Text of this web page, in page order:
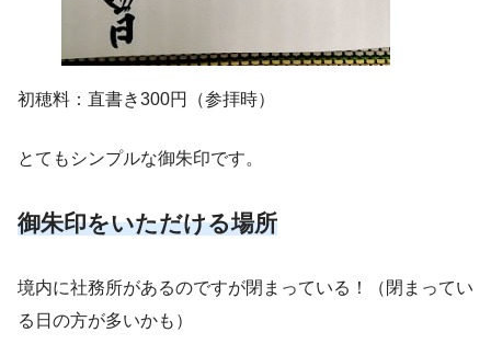
初穂料：直書き300円（参拝時）
とてもシンプルな御朱印です。
御朱印をいただける場所
境内に社務所があるのですが閉まっている！（閉まってい
る日の方が多いかも）